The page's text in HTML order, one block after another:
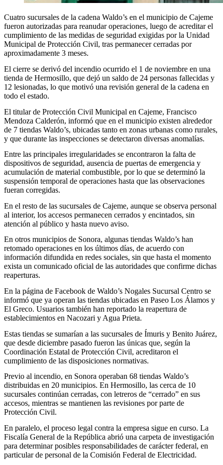
Cuatro sucursales de la cadena Waldo’s en el municipio de Cajeme
fueron autorizadas para reanudar operaciones, luego de acreditar el
cumplimiento de las medidas de seguridad exigidas por la Unidad
Municipal de Protección Civil, tras permanecer cerradas por
aproximadamente 3 meses.
El cierre se derivó del incendio ocurrido el 1 de noviembre en una
tienda de Hermosillo, que dejó un saldo de 24 personas fallecidas y
12 lesionadas, lo que motivó una revisión general de la cadena en
todo el estado.
El titular de Protección Civil Municipal en Cajeme, Francisco
Mendoza Calderón, informó que en el municipio existen alrededor
de 7 tiendas Waldo’s, ubicadas tanto en zonas urbanas como rurales,
y que durante las inspecciones se detectaron diversas anomalías.
Entre las principales irregularidades se encontraron la falta de
dispositivos de seguridad, ausencia de puertas de emergencia y
acumulación de material combustible, por lo que se determinó la
suspensión temporal de operaciones hasta que las observaciones
fueran corregidas.
En el resto de las sucursales de Cajeme, aunque se observa personal
al interior, los accesos permanecen cerrados y encintados, sin
atención al público y hasta nuevo aviso.
En otros municipios de Sonora, algunas tiendas Waldo’s han
retomado operaciones en los últimos días, de acuerdo con
información difundida en redes sociales, sin que hasta el momento
exista un comunicado oficial de las autoridades que confirme dichas
reaperturas.
En la página de Facebook de Waldo’s Nogales Sucursal Centro se
informó que ya operan las tiendas ubicadas en Paseo Los Álamos y
El Greco. Usuarios también han reportado la reapertura de
establecimientos en Nacozari y Agua Prieta.
Estas tiendas se sumarían a las sucursales de Ímuris y Benito Juárez,
que desde diciembre pasado fueron las únicas que, según la
Coordinación Estatal de Protección Civil, acreditaron el
cumplimiento de las disposiciones normativas.
Previo al incendio, en Sonora operaban 68 tiendas Waldo’s
distribuidas en 20 municipios. En Hermosillo, las cerca de 10
sucursales continúan cerradas, con letreros de “cerrado” en sus
accesos, mientras se mantienen las revisiones por parte de
Protección Civil.
En paralelo, el proceso legal contra la empresa sigue en curso. La
Fiscalía General de la República abrió una carpeta de investigación
para determinar posibles responsabilidades de carácter federal, en
particular de personal de la Comisión Federal de Electricidad.